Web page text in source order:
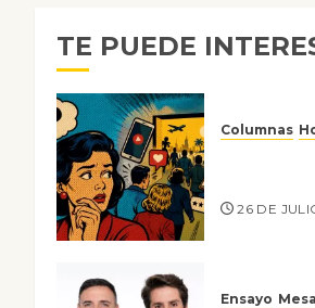
TE PUEDE
Columnas
26 DE
Ensayo